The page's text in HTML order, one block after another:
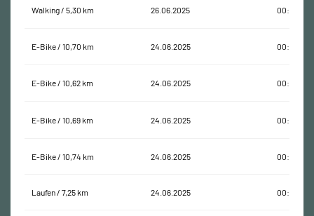
Walking / 5,30 km 26.06.2025 00:39:03
E-Bike / 10,70 km 24.06.2025 00:29:31
E-Bike / 10,62 km 24.06.2025 00:27:41
E-Bike / 10,69 km 24.06.2025 00:25:44
E-Bike / 10,74 km 24.06.2025 00:26:11
Laufen / 7,25 km 24.06.2025 00:47:19